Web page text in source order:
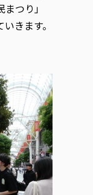
つり」
きます。